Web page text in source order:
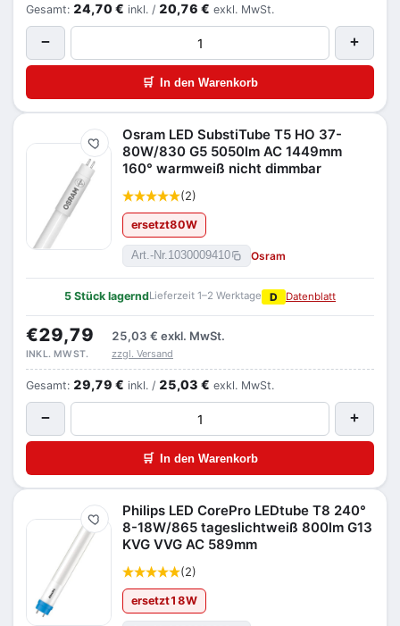
Gesamt: 24,70 € inkl. / 20,76 € exkl. MwSt.
− +
🛒 In den Warenkorb
Merken
Osram LED SubstiTube T5 HO 37-
80W/830 G5 5050lm AC 1449mm
160° warmweiß nicht dimmbar
(2)
ersetzt80W
Art.-Nr.1030009410 Osram
5 Stück lagerndLieferzeit 1–2 Werktage D Datenblatt
€29,79 25,03 € exkl. MwSt.
INKL. MWST. zzgl. Versand
Gesamt: 29,79 € inkl. / 25,03 € exkl. MwSt.
− +
🛒 In den Warenkorb
Merken
Philips LED CorePro LEDtube T8 240°
8-18W/865 tageslichtweiß 800lm G13
KVG VVG AC 589mm
(2)
ersetzt18W